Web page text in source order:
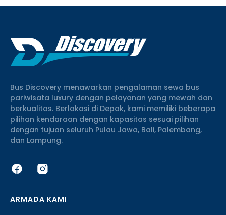
Bus Discovery menawarkan pengalaman sewa bus
pariwisata luxury dengan pelayanan yang mewah dan
berkualitas. Berlokasi di Depok, kami memiliki beberapa
pilihan kendaraan dengan kapasitas sesuai pilihan
dengan tujuan seluruh Pulau Jawa, Bali, Palembang,
dan Lampung.
ARMADA KAMI